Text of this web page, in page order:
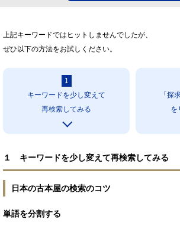
上記キーワードではヒットしませんでしたが、
ぜひ以下の方法をお試しください。
1
キーワードを少し変えて
再検索してみる
「探
を
１ キーワードを少し変えて再検索してみる
日本の古本屋の検索のコツ
単語を分割する